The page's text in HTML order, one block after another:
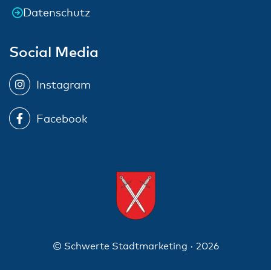
Datenschutz
Social Media
Instagram
Facebook
© Schwerte Stadtmarketing · 2026